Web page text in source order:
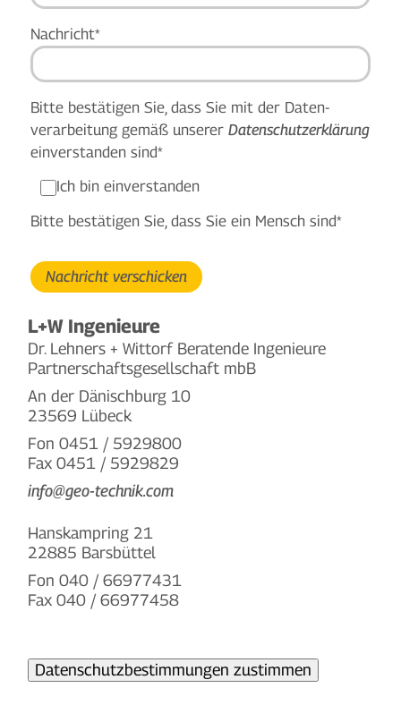
Pflichtfeld
Nachricht*
Bitte bestätigen Sie, dass Sie mit der Daten­
verarbeitung gemäß unsererDatens­chutz­erklärung
einverstanden sind*
Ich bin einverstanden
Bitte bestätigen Sie, dass Sie ein Mensch sind*
Nachricht verschicken
L+W Ingenieure
Dr. Lehners + Wittorf Beratende Ingenieure
Partnerschaftsgesellschaft mbB
An der Dänischburg 10
23569 Lübeck
Fon 0451 / 5929800
Fax 0451 / 5929829
info@geo-technik.com
Hanskampring 21
22885 Barsbüttel
Fon 040 / 66977431
Fax 040 / 66977458
Datenschutzbestimmungen zustimmen